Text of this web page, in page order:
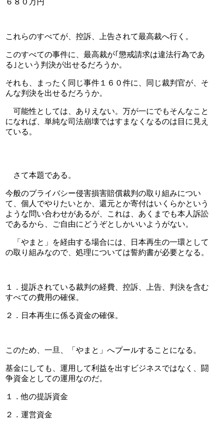
６８０万円
これらのすべてが、控訴、上告されて最高裁へ行く。
このすべての事件に、最高裁が｢懲戒請求は違法行為であ
る｣という判決が出せるだろうか。
それも、まったく同じ事件１６０件に、同じ裁判官が、そ
んな判決を出せるだろうか。
可能性としては、ありえない。万が一にでもそんなこと
になれば、単純な司法崩壊ではすまなくなるのは目に見え
ている。
さて本題である。
今般のプライバシー侵害損害賠償裁判の取り組みについ
て、個人でやりたいとか、還元とか寄付はいくらかという
ような問い合わせがあるが、これは、あくまでも本人訴訟
であるから、ご自由にどうぞとしかいいようがない。
「やまと」を経由する場合には、日本再生の一環として
の取り組みなので、処理については誓約書が必要となる。
１．提訴されている裁判の経費、控訴、上告、判決を含む
すべての費用の確保。
２．日本再生に係る資金の確保。
このため、一旦、「やまと」へプールすることになる。
基金にしても、運用して利益を出すビジネスではなく、闘
争資金としての運用なのだ。
１．他の提訴資金
２．運営資金